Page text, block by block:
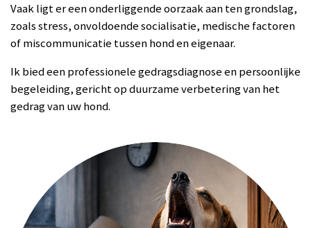
Vaak ligt er een onderliggende oorzaak aan ten grondslag,
zoals stress, onvoldoende socialisatie, medische factoren
of miscommunicatie tussen hond en eigenaar.
Ik bied een professionele gedragsdiagnose en persoonlijke
begeleiding, gericht op duurzame verbetering van het
gedrag van uw hond.